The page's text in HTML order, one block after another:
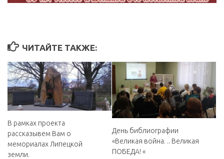
ЧИТАЙТЕ ТАКЖЕ:
В рамках проекта
рассказывем Вам о
мемориалах Липецкой
земли.
День библиографии
«Великая война. .. Великая
ПОБЕДА! «